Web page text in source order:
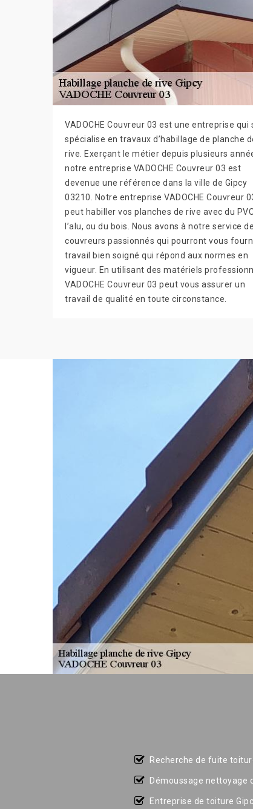
VADOCHE Couvreur 03 est une entreprise qui
spécialise en travaux d’habillage de planche
rive. Exerçant le métier depuis plusieurs
notre entreprise VADOCHE Couvreur 03 est
devenue une référence dans la ville de Gipcy
03210. Notre entreprise VADOCHE Couvreur
peut habiller vos planches de rive avec du
l’alu, ou du bois. Nous avons à notre service
couvreurs passionnés qui pourront vous
travail bien soigné qui répond aux normes en
vigueur. En utilisant des matériels
VADOCHE Couvreur 03 peut vous assurer un
travail de qualité en toute circonstance.
Recherche de fuite
Démoussage nettoyage
Entreprise de toiture